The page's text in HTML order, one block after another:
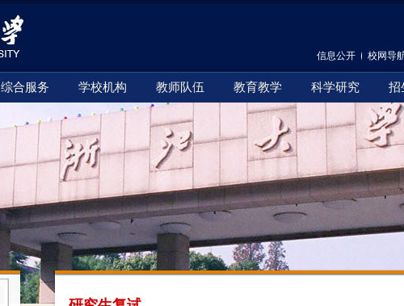
信息公开 校网导
综合服务 学校机构 教师队伍 教育教学 科学研究 招